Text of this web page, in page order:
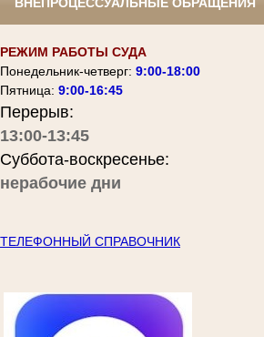
РЕЖИМ РАБОТЫ СУДА
Понедельник-четверг: 9:00-18:00
Пятница: 9:00-16:45
Перерыв:
13:00-13:45
Суббота-воскресенье:
нерабочие дни
ТЕЛЕФОННЫЙ СПРАВОЧНИК